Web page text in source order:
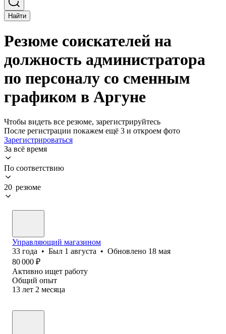
Найти
Резюме соискателей на
должность администратора
по персоналу со сменным
графиком в Аргуне
Чтобы видеть все резюме, зарегистрируйтесь
После регистрации покажем ещё 3 и откроем фото
Зарегистрироваться
За всё время
По соответствию
20 резюме
Управляющий магазином
33 года • Был 1 августа • Обновлено 18 мая
80 000 ₽
Активно ищет работу
Общий опыт
13 лет 2 месяца